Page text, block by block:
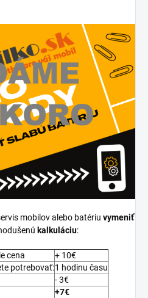
mobilov alebo batériu vymeniť
kalkuláciu:
cena
+ 10€
potrebovať:1 hodinu času
- 3€
+7€